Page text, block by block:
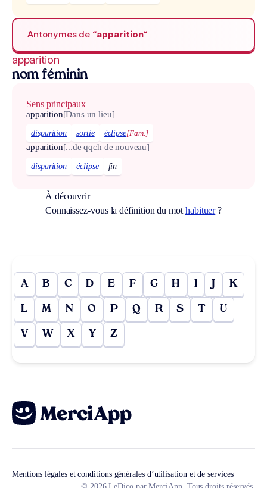
Antonymes de “apparition“
apparition
nom féminin
Sens principaux
apparition[Dans un lieu]
disparition sortie éclipse[Fam.]
apparition[...de qqch de nouveau]
disparition éclipse fin
À découvrir
Connaissez-vous la définition du mot habituer?
A B C D E F G H I J K
L M N O P Q R S T U
V W X Y Z
Mentions légales et conditions générales d’utilisation et de services